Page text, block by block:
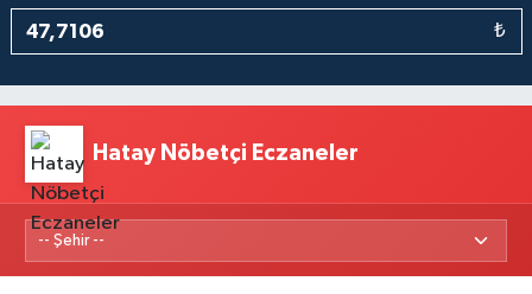
₺
Hatay Nöbetçi Eczaneler